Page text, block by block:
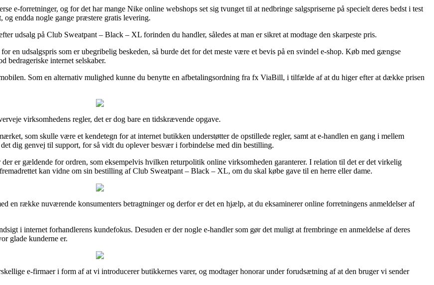
e-forretninger, og for det har mange Nike online webshops set sig tvunget til at nedbringe salgspriserne på specielt deres bedst i test
endda nogle gange præstere gratis levering.
udsalg på Club Sweatpant – Black – XL forinden du handler, således at man er sikret at modtage den skarpeste pris.
en udsalgspris som er ubegribelig beskeden, så burde det for det meste være et bevis på en svindel e-shop. Køb med gængse
bedrageriske internet selskaber.
Som en alternativ mulighed kunne du benytte en afbetalingsordning fra fx ViaBill, i tilfælde af at du higer efter at dække prisen
virksomhedens regler, det er dog bare en tidskrævende opgave.
som skulle være et kendetegn for at internet butikken understøtter de opstillede regler, samt at e-handlen en gang i mellem
dig genvej til support, for så vidt du oplever besvær i forbindelse med din bestilling.
er gældende for ordren, som eksempelvis hvilken returpolitik online virksomheden garanterer. I relation til det er det virkelig
kan vidne om sin bestilling af Club Sweatpant – Black – XL, om du skal købe gave til en herre eller dame.
en række nuværende konsumenters betragtninger og derfor er det en hjælp, at du eksaminerer online forretningens anmeldelser af
i internet forhandlerens kundefokus. Desuden er der nogle e-handler som gør det muligt at frembringe en anmeldelse af deres
glade kunderne er.
e-firmaer i form af at vi introducerer butikkernes varer, og modtager honorar under forudsætning af at den bruger vi sender